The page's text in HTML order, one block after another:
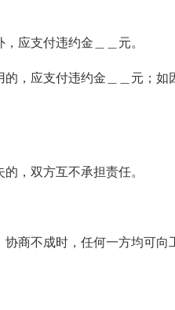
应支付违约金＿＿元。
，应支付违约金＿＿元；如
，双方互不承担责任。
商不成时，任何一方均可向